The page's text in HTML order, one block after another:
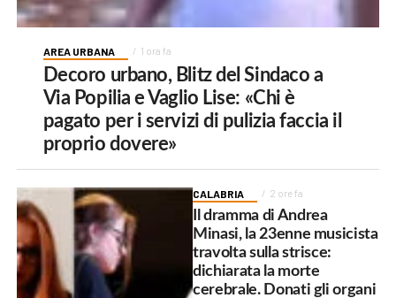
AREA URBANA 1 ora fa
Decoro urbano, Blitz del Sindaco a
Via Popilia e Vaglio Lise: «Chi è
pagato per i servizi di pulizia faccia il
proprio dovere»
CALABRIA 2 ore fa
Il dramma di Andrea
Minasi, la 23enne musicista
travolta sulla strisce:
dichiarata la morte
cerebrale. Donati gli organi